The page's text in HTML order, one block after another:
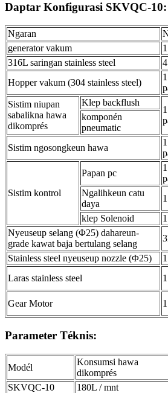
Daptar Konfigurasi SKVQC-10:
Ngaran
generator vakum
316L saringan stainless steel
Hopper vakum (304 stainless steel)
1
Sistim niupan
sabalikna hawa
dikomprés
Klep backflush
1
komponén
pneumatic
Sistim ngosongkeun hawa
1
Sistim kontrol
Papan pc
1
Ngalihkeun catu
daya
klep Solenoid
Nyeuseup selang (Φ25) dahareun-
grade kawat baja bertulang selang
Stainless steel nyeuseup nozzle (Φ25)
Laras stainless steel
Gear Motor
Parameter Téknis:
Modél
Konsumsi hawa
dikomprés
SKVQC-10
180L / mnt